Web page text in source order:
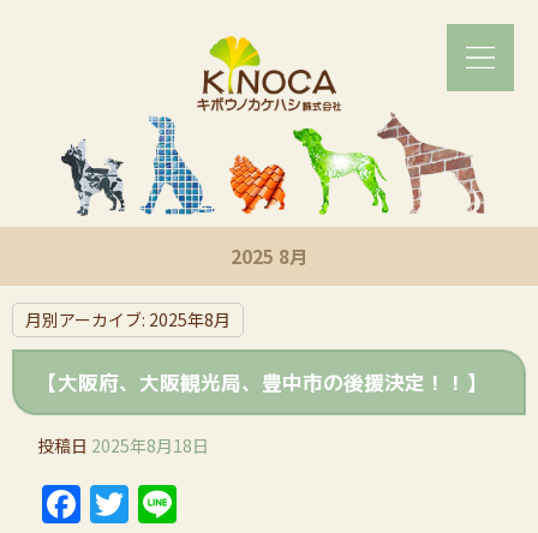
2025 8月
月別アーカイブ: 2025年8月
【大阪府、大阪観光局、豊中市の後援決定！！】
投稿日 2025年8月18日
Facebook
Twitter